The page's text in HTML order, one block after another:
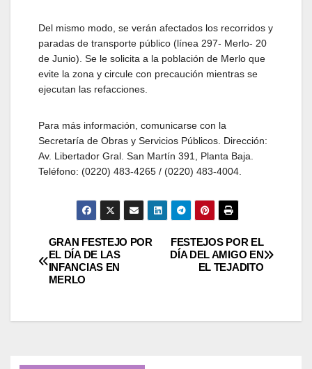
Del mismo modo, se verán afectados los recorridos y
paradas de transporte público (línea 297- Merlo- 20
de Junio). Se le solicita a la población de Merlo que
evite la zona y circule con precaución mientras se
ejecutan las refacciones.
Para más información, comunicarse con la
Secretaría de Obras y Servicios Públicos. Dirección:
Av. Libertador Gral. San Martín 391, Planta Baja.
Teléfono: (0220) 483-4265 / (0220) 483-4004.
Navegación
de
FESTEJOS POR EL
DÍA DEL AMIGO EN
EL TEJADITO
GRAN FESTEJO POR
EL DÍA DE LAS
INFANCIAS EN
MERLO